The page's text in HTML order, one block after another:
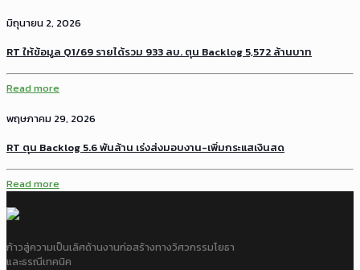
มิถุนายน 2, 2026
RT ให้ข้อมูล Q1/69 รายได้รวม 933 ลบ. ตุน Backlog 5,572 ล้านบาท
Read more
พฤษภาคม 29, 2026
RT ตุน Backlog 5.6 พันล้าน เร่งส่งมอบงาน-เพิ่มกระแสเงินสด
Read more
ก้าวสู่ความเป็นเลิศด้านงานก่อสร้างทางวิศวกรรมโยธา
และธรณีเทคนิค